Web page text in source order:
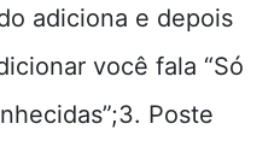
adiciona e depois
você fala “Só
Poste